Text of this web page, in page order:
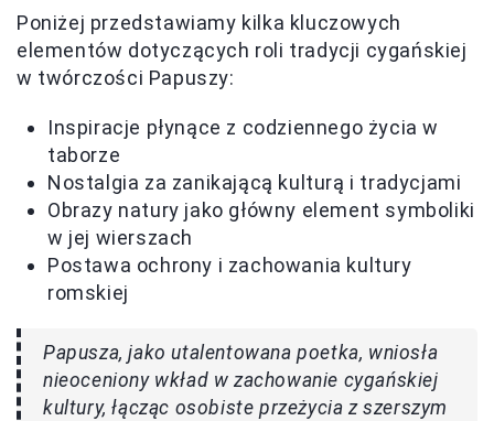
Poniżej przedstawiamy kilka kluczowych
elementów dotyczących roli tradycji cygańskiej
w twórczości Papuszy:
Inspiracje płynące z codziennego życia w
taborze
Nostalgia za zanikającą kulturą i tradycjami
Obrazy natury jako główny element symboliki
w jej wierszach
Postawa ochrony i zachowania kultury
romskiej
Papusza, jako utalentowana poetka, wniosła
nieoceniony wkład w zachowanie cygańskiej
kultury, łącząc osobiste przeżycia z szerszym